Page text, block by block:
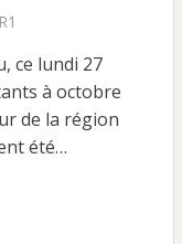
ce lundi 27
à octobre
de la région
été…